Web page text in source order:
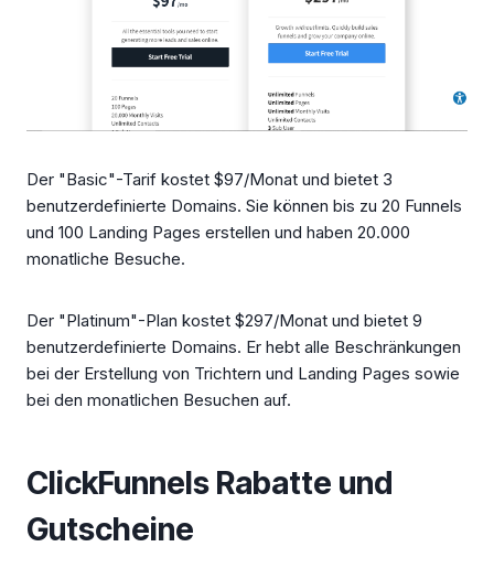
Der "Basic"-Tarif kostet $97/Monat und bietet 3
benutzerdefinierte Domains. Sie können bis zu 20 Funnels
und 100 Landing Pages erstellen und haben 20.000
monatliche Besuche.
Der "Platinum"-Plan kostet $297/Monat und bietet 9
benutzerdefinierte Domains. Er hebt alle Beschränkungen
bei der Erstellung von Trichtern und Landing Pages sowie
bei den monatlichen Besuchen auf.
ClickFunnels Rabatte und
Gutscheine